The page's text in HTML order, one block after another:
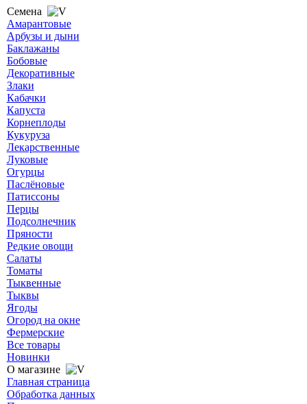
Семена
Амарантовые
Арбузы и дыни
Баклажаны
Бобовые
Декоративные
Злаки
Кабачки
Капуста
Корнеплоды
Кукуруза
Лекарственные
Луковые
Огурцы
Паслёновые
Патиссоны
Перцы
Подсолнечник
Пряности
Редкие овощи
Салаты
Томаты
Тыквенные
Тыквы
Ягоды
Огород на окне
Фермерские
Все товары
Новинки
О магазине
Главная страница
Обработка данных